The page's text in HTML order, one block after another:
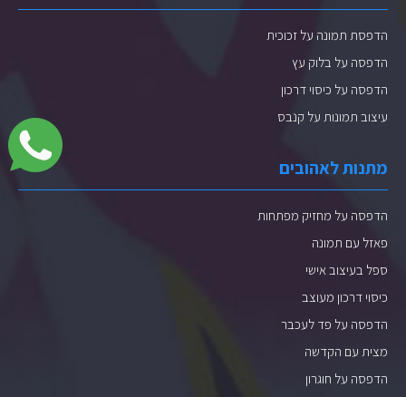
הדפסת תמונה על זכוכית
הדפסה על בלוק עץ
הדפסה על כיסוי דרכון
עיצוב תמונות על קנבס
מתנות לאהובים
הדפסה על מחזיק מפתחות
פאזל עם תמונה
ספל בעיצוב אישי
כיסוי דרכון מעוצב
הדפסה על פד לעכבר
מצית עם הקדשה
הדפסה על חוגרון